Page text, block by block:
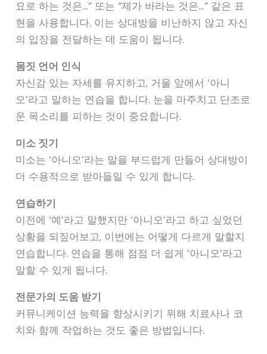
요로 하는 것은…” 또는 “제가 바라는 것은…” 같은 표
현을 사용합니다. 이는 상대방을 비난하지 않고 자신
의 입장을 전달하는 데 도움이 됩니다.
몸짓 언어 인식
자신감 있는 자세를 유지하고, 거울 앞에서 ‘아니
오’라고 말하는 연습을 합니다. 눈을 마주치고 단조로
운 목소리를 피하는 것이 중요합니다.
미소 짓기
미소는 ‘아니오’라는 말을 부드럽게 만들어 상대방이
더 수용적으로 받아들일 수 있게 합니다.
연습하기
이전에 ‘예’라고 말했지만 ‘아니오’라고 하고 싶었던
상황을 되짚어보고, 이번에는 어떻게 다르게 말할지
연습합니다. 연습을 통해 점점 더 쉽게 ‘아니오’라고
말할 수 있게 됩니다.
전문가의 도움 받기
커뮤니케이션 능력을 향상시키기 위해 치료사나 코
치와 함께 작업하는 것도 좋은 방법입니다.